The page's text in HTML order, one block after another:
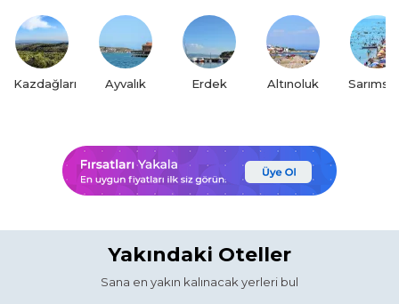
Kazdağları Ayvalık Erdek Altınoluk
Yakındaki Oteller
Sana en yakın kalınacak yerleri bul